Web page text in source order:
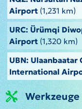
Airport (1,231 km)
URC: Ürümqi
Airport(1,320 km)
UBN: Ulaanbaatar
International
Werkzeuge